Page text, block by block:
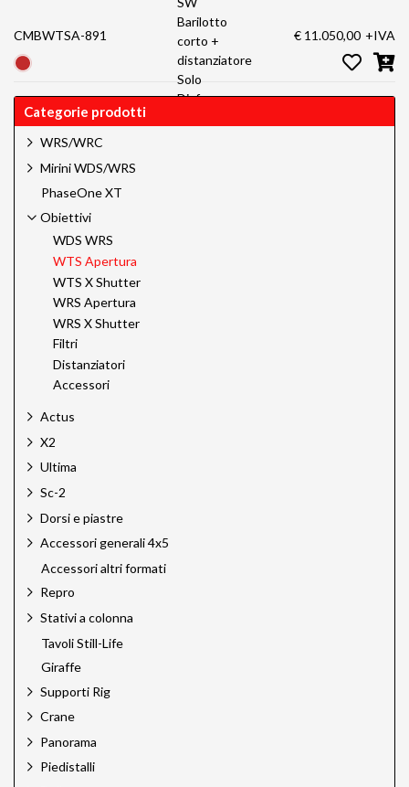
CMBWTSA-891 € 11.050,00 +IVA
Categorie prodotti
WRS/WRC
Mirini WDS/WRS
PhaseOne XT
Obiettivi
WDS WRS
WTS Apertura
WTS X Shutter
WRS Apertura
WRS X Shutter
Filtri
Distanziatori
Accessori
Actus
X2
Ultima
Sc-2
Dorsi e piastre
Accessori generali 4x5
Accessori altri formati
Repro
Stativi a colonna
Tavoli Still-Life
Giraffe
Supporti Rig
Crane
Panorama
Piedistalli